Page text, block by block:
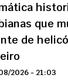
que
de
2026 - 21:03